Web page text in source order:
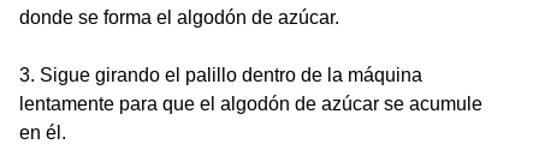
donde se forma el algodón de azúcar.
3. Sigue girando el palillo dentro de la máquina
lentamente para que el algodón de azúcar se acumule
en él.